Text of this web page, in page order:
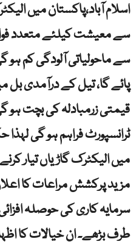
اسلام آباد،پاکستان میں
سے معیشت کیلئے متعدد
سے ماحولیاتی آلودگی کم
پائے گا، تیل کے درآمدی بل
قیمتی زرمبادلہ کی بچت ہو
ٹرانسپورٹ فراہم ہو گی
میں الیکٹرک گاڑیاں تیار
مزید پرکشش مراعات کا
سرمایہ کاری کی حوصلہ
طرف بڑھے۔ ان خیالات کا